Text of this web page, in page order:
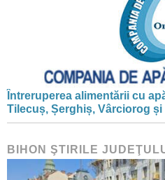
Întreruperea alimentării cu
Tilecuș, Șerghiș, Vârciorog și
BIHON ŞTIRILE